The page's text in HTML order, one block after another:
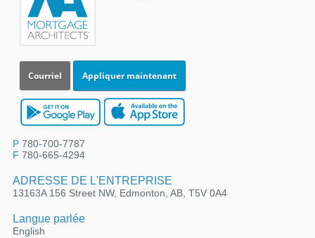
Courriel Appliquer maintenant
P 780-700-7787
F 780-665-4294
ADRESSE DE L'ENTREPRISE
13163A 156 Street NW, Edmonton, AB, T5V 0A4
Langue parlée
English